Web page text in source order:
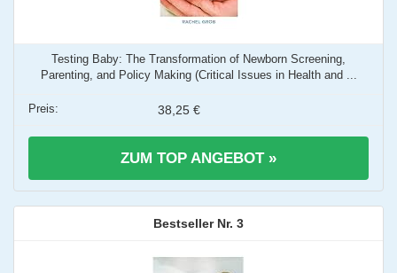
Testing Baby: The Transformation of Newborn Screening,
Parenting, and Policy Making (Critical Issues in Health and ...
38,25 €
ZUM TOP ANGEBOT »
3